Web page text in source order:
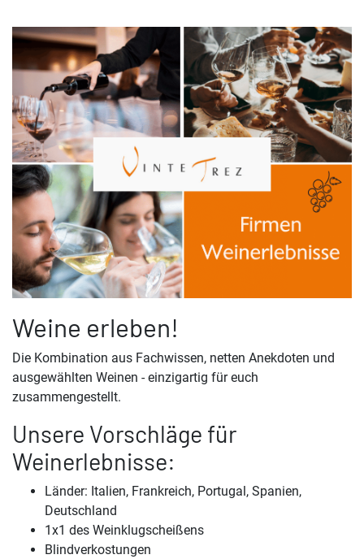
Weine erleben!
Die Kombination aus Fachwissen, netten Anekdoten und
ausgewählten Weinen - einzigartig für euch
zusammengestellt.
Unsere Vorschläge für
Weinerlebnisse:
Länder: Italien, Frankreich, Portugal, Spanien,
Deutschland
1x1 des Weinklugscheißens
Blindverkostungen